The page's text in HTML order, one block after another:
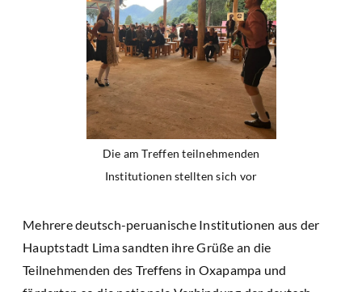
Die am Treffen teilnehmenden
Institutionen stellten sich vor
Mehrere deutsch-peruanische Institutionen aus der
Hauptstadt Lima sandten ihre Grüße an die
Teilnehmenden des Treffens in Oxapampa und